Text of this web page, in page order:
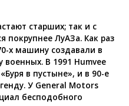
старших; так и с
покрупнее ЛуАЗа. Как раз
х машину создавали в
военных. В 1991 Humvee
в пустыне», и в 90-е
У General Motors
бесподобного